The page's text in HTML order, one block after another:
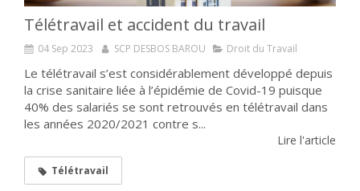
Télétravail et accident du travail
04 Sep 2023 SCP DESBOS BAROU Droit du Travail
Le télétravail s’est considérablement développé depuis
la crise sanitaire liée à l’épidémie de Covid-19 puisque
40% des salariés se sont retrouvés en télétravail dans
les années 2020/2021 contre s...
Lire l'article
Télétravail